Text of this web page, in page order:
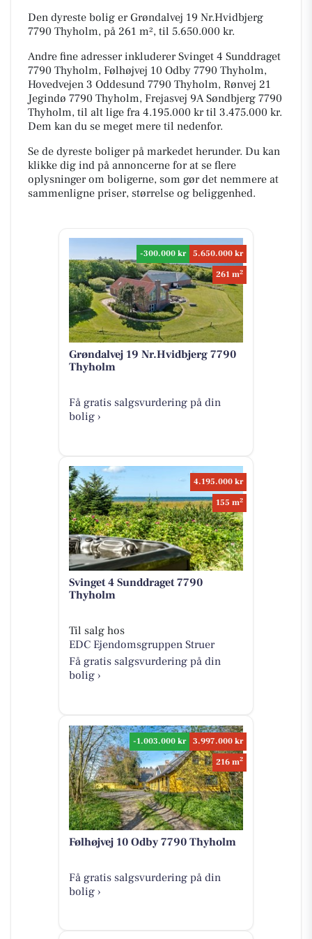
Den dyreste bolig er Grøndalvej 19 Nr.Hvidbjerg
7790 Thyholm, på 261 m², til 5.650.000 kr.
Andre fine adresser inkluderer Svinget 4 Sunddraget
7790 Thyholm, Følhøjvej 10 Odby 7790 Thyholm,
Hovedvejen 3 Oddesund 7790 Thyholm, Rønvej 21
Jegindø 7790 Thyholm, Frejasvej 9A Søndbjerg 7790
Thyholm, til alt lige fra 4.195.000 kr til 3.475.000 kr.
Dem kan du se meget mere til nedenfor.
Se de dyreste boliger på markedet herunder. Du kan
klikke dig ind på annoncerne for at se flere
oplysninger om boligerne, som gør det nemmere at
sammenligne priser, størrelse og beliggenhed.
-300.000 kr
5.650.000 kr
261 m2
Grøndalvej 19 Nr.Hvidbjerg 7790
Thyholm
Få gratis salgsvurdering på din
bolig ›
4.195.000 kr
155 m2
Svinget 4 Sunddraget 7790
Thyholm
Til salg hos
EDC Ejen­doms­grup­pen Struer
Få gratis salgsvurdering på din
bolig ›
-1.003.000 kr
3.997.000 kr
216 m2
Følhøjvej 10 Odby 7790 Thyholm
Få gratis salgsvurdering på din
bolig ›